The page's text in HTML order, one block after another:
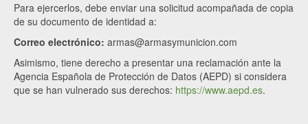
Para ejercerlos, debe enviar una solicitud acompañada de copia
de su documento de identidad a:
Correo electrónico: armas@armasymunicion.com
Asimismo, tiene derecho a presentar una reclamación ante la
Agencia Española de Protección de Datos (AEPD) si considera
que se han vulnerado sus derechos: https://www.aepd.es.